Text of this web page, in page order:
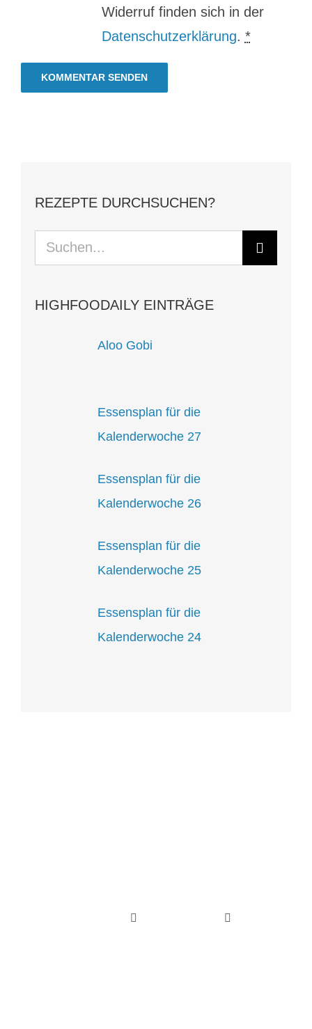
Widerruf finden sich in der
Datenschutzerklärung. *
REZEPTE DURCHSUCHEN?
Suche
nach:
HIGHFOODAILY EINTRÄGE
Aloo Gobi
Essensplan für die
Kalenderwoche 27
Essensplan für die
Kalenderwoche 26
Essensplan für die
Kalenderwoche 25
Essensplan für die
Kalenderwoche 24
Toggle
Toggle